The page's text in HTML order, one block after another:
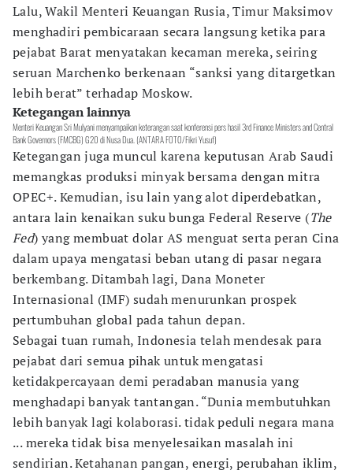
Lalu, Wakil Menteri Keuangan Rusia, Timur Maksimov
menghadiri pembicaraan secara langsung ketika para
pejabat Barat menyatakan kecaman mereka, seiring
seruan Marchenko berkenaan “sanksi yang ditargetkan
lebih berat” terhadap Moskow.
Ketegangan lainnya
Menteri Keuangan Sri Mulyani menyampaikan keterangan saat konferensi pers hasil 3rd Finance Ministers and Central
Bank Governors (FMCBG) G20 di Nusa Dua. (ANTARA FOTO/Fikri Yusuf)
Ketegangan juga muncul karena keputusan Arab Saudi
memangkas produksi minyak bersama dengan mitra
OPEC+. Kemudian, isu lain yang alot diperdebatkan,
antara lain kenaikan suku bunga Federal Reserve (The
Fed) yang membuat dolar AS menguat serta peran Cina
dalam upaya mengatasi beban utang di pasar negara
berkembang. Ditambah lagi, Dana Moneter
Internasional (IMF) sudah menurunkan prospek
pertumbuhan global pada tahun depan.
Sebagai tuan rumah, Indonesia telah mendesak para
pejabat dari semua pihak untuk mengatasi
ketidakpercayaan demi peradaban manusia yang
menghadapi banyak tantangan. “Dunia membutuhkan
lebih banyak lagi kolaborasi. tidak peduli negara mana
... mereka tidak bisa menyelesaikan masalah ini
sendirian. Ketahanan pangan, energi, perubahan iklim,